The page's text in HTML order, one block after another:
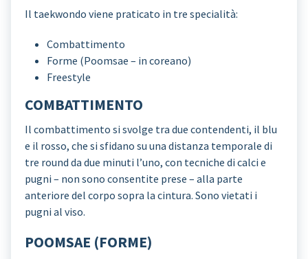
Il taekwondo viene praticato in tre specialità:
Combattimento
Forme (Poomsae – in coreano)
Freestyle
COMBATTIMENTO
Il combattimento si svolge tra due contendenti, il blu
e il rosso, che si sfidano su una distanza temporale di
tre round da due minuti l’uno, con tecniche di calci e
pugni – non sono consentite prese – alla parte
anteriore del corpo sopra la cintura. Sono vietati i
pugni al viso.
POOMSAE (FORME)